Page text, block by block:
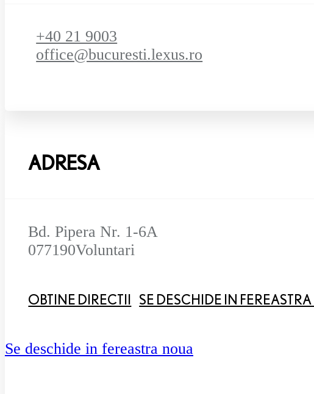
+40 21 9003
office@bucuresti.lexus.ro
ADRESA
Bd. Pipera Nr. 1-6A
077190Voluntari
OBTINE DIRECTII SE DESCHIDE IN
Se deschide in fereastra noua